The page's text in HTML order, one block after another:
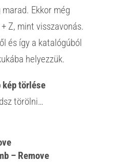
Ekkor még
Z, mint visszavonás.
és így a katalógúból
helyezzük.
kép törlése
törölni…
– Remove